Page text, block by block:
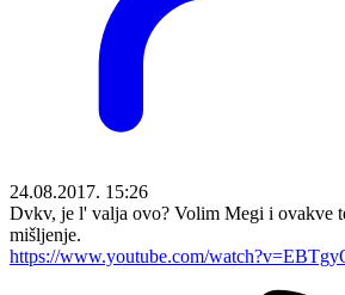
24.08.2017. 15:26
Dvkv, je l' valja ovo? Volim Megi i ovakve
mišljenje.
https://www.youtube.com/